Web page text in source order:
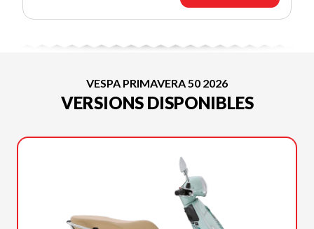
VESPA PRIMAVERA 50 2026
VERSIONS DISPONIBLES